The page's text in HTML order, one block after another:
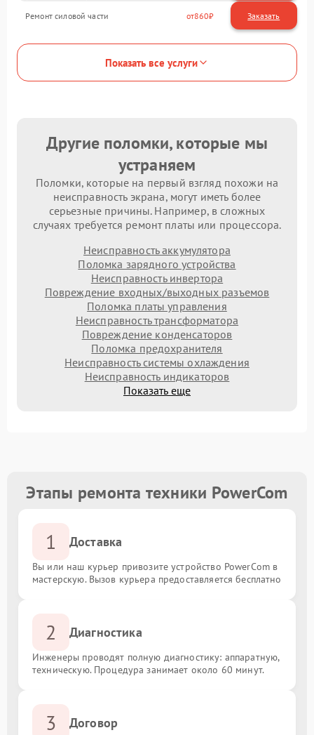
Ремонт силовой части 860
Показать все услуги
Другие поломки, которые мы
устраняем
Поломки, которые на первый взгляд похожи на
неисправность экрана, могут иметь более
серьезные причины. Например, в сложных
случаях требуется ремонт платы или процессора.
Неисправность аккумулятора
Поломка зарядного устройства
Неисправность инвертора
Повреждение входных/выходных разъемов
Поломка платы управления
Неисправность трансформатора
Повреждение конденсаторов
Поломка предохранителя
Неисправность системы охлаждения
Неисправность индикаторов
Показать еще
Этапы ремонта техники PowerCom
1 Доставка
Вы или наш курьер привозите устройство PowerCom в
мастерскую. Вызов курьера предоставляется бесплатно
2 Диагностика
Инженеры проводят полную диагностику: аппаратную,
техническую. Процедура занимает около 60 минут.
3 Договор